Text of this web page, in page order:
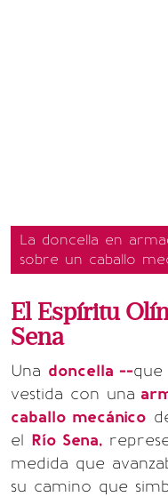
La doncella en
sobre un caballo
El Espíritu
Sena
Una doncella --
vestida con una
caballo mecánico
el Río Sena,
medida que
su camino que